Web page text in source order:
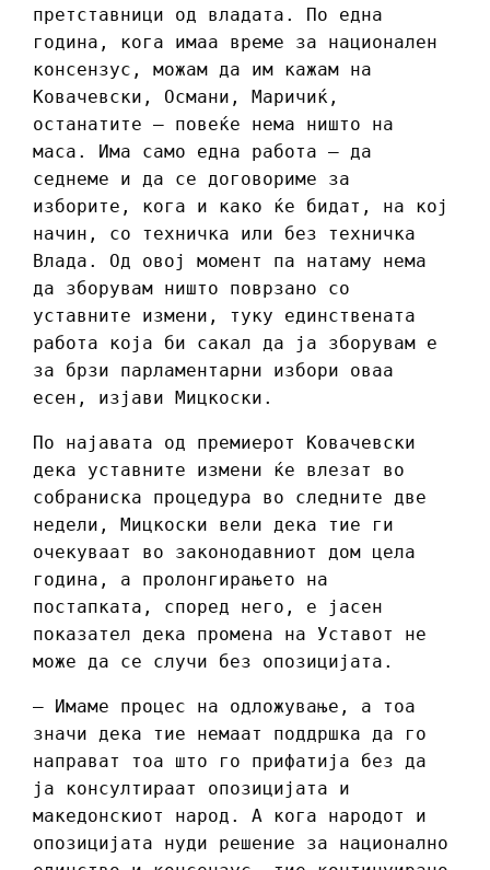
претставници од владата. По една
година, кога имаа време за национален
консензус, можам да им кажам на
Ковачевски, Османи, Маричиќ,
останатите – повеќе нема ништо на
маса. Има само една работа – да
седнеме и да се договориме за
изборите, кога и како ќе бидат, на кој
начин, со техничка или без техничка
Влада. Од овој момент па натаму нема
да зборувам ништо поврзано со
уставните измени, туку единствената
работа која би сакал да ја зборувам е
за брзи парламентарни избори оваа
есен, изјави Мицкоски.
По најавата од премиерот Ковачевски
дека уставните измени ќе влезат во
собраниска процедура во следните две
недели, Мицкоски вели дека тие ги
очекуваат во законодавниот дом цела
година, а пролонгирањето на
постапката, според него, е јасен
показател дека промена на Уставот не
може да се случи без опозицијата.
– Имаме процес на одложување, а тоа
значи дека тие немаат поддршка да го
направат тоа што го прифатија без да
ја консултираат опозицијата и
македонскиот народ. А кога народот и
опозицијата нуди решение за национално